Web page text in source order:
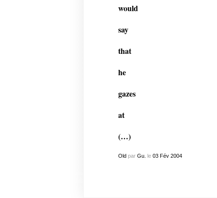
would
say
that
he
gazes
at
(…)
Oldpar Gu. le 03 Fév 2004